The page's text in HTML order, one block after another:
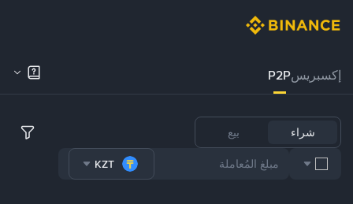
إكسبريسP2P
شراء بيع
KZT